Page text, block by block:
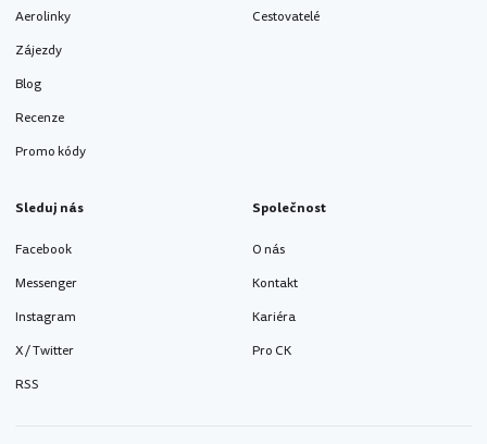
Aerolinky
Zájezdy
Blog
Recenze
Promo kódy
Cestovatelé
Sleduj nás
Facebook
Messenger
Instagram
X / Twitter
RSS
Společnost
O nás
Kontakt
Kariéra
Pro CK